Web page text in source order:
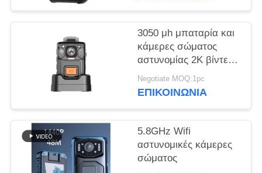
SITEMAP
ΠΟΛΙΤΙΚΉ
ΑΠΟΡΡΉΤΟΥ
3050 μh μπαταρία και
κάμερες σώματος
αστυνομίας 2K βίντεο
για δύσκολες
θερμοκρασίες από -15
Negotiate MOQ:1pc
ΕΠΙΚΟΙΝΩΝΊΑ
5.8GHz Wifi
αστυνομικές κάμερες
σώματος